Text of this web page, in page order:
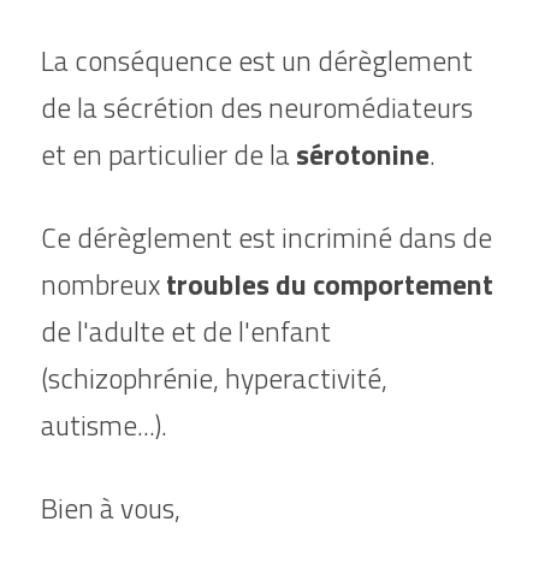
La conséquence est un dérèglement
de la sécrétion des neuromédiateurs
et en particulier de la sérotonine.
Ce dérèglement est incriminé dans de
nombreux troubles du comportement
de l'adulte et de l'enfant
(schizophrénie, hyperactivité,
autisme...).
Bien à vous,